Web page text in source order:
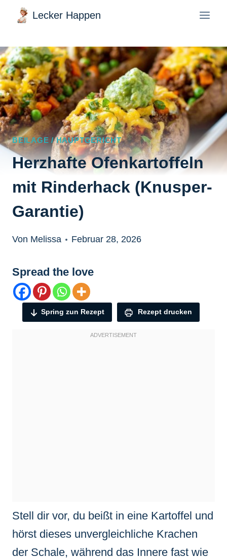
Zum
Inhalt
springen
Lecker Happen
BEILAGE / HAUPTGERICHT
Herzhafte Ofenkartoffeln
mit Rinderhack (Knusper-
Garantie)
Von Melissa Februar 28, 2026
Spread the love
Spring zun Rezept Rezept drucken
Stell dir vor, du beißt in eine Kartoffel und
hörst dieses unvergleichliche Krachen
der Schale, während das Innere fast wie